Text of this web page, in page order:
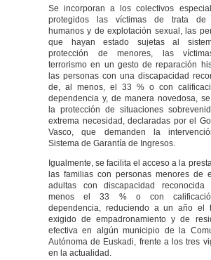
TRANSITORIA
SEGUNDA. Régimen
transitorio de la
prestación
complementaria de
vivienda.
DISPOSICIÓN
TRANSITORIA
TERCERA. Régimen
transitorio de los
estímulos al empleo.
DISPOSICIÓN
TRANSITORIA
CUARTA . Régimen
transitorio de la
Comisión
Interinstitucional para
la Inclusión.
DISPOSICIÓN
TRANSITORIA QUINTA
. Régimen transitorio
del Consejo Vasco
Se incorporan a los colectivos
protegidos las víctimas de trata de
humanos y de explotación sexual, las
que hayan estado sujetas al
protección de menores, las
terrorismo en un gesto de reparación
las personas con una discapacidad
de, al menos, el 33 % o con
dependencia y, de manera novedosa,
la protección de situaciones
extrema necesidad, declaradas por el
Vasco, que demanden la
Sistema de Garantía de Ingresos.
Igualmente, se facilita el acceso a la
las familias con personas menores de
adultas con discapacidad
menos el 33 % o con
dependencia, reduciendo a un año el
exigido de empadronamiento y de
efectiva en algún municipio de la
Autónoma de Euskadi, frente a los tres
en la actualidad.